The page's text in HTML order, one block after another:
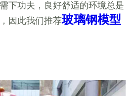
下功夫，良好舒适的环境总是
因此我们推荐玻璃钢模型